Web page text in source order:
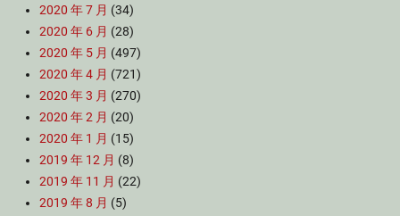
2020 年 7 月 (34)
2020 年 6 月 (28)
2020 年 5 月 (497)
2020 年 4 月 (721)
2020 年 3 月 (270)
2020 年 2 月 (20)
2020 年 1 月 (15)
2019 年 12 月 (8)
2019 年 11 月 (22)
2019 年 8 月 (5)